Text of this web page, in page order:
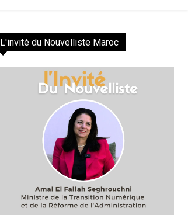
L'invité du Nouvelliste Maroc